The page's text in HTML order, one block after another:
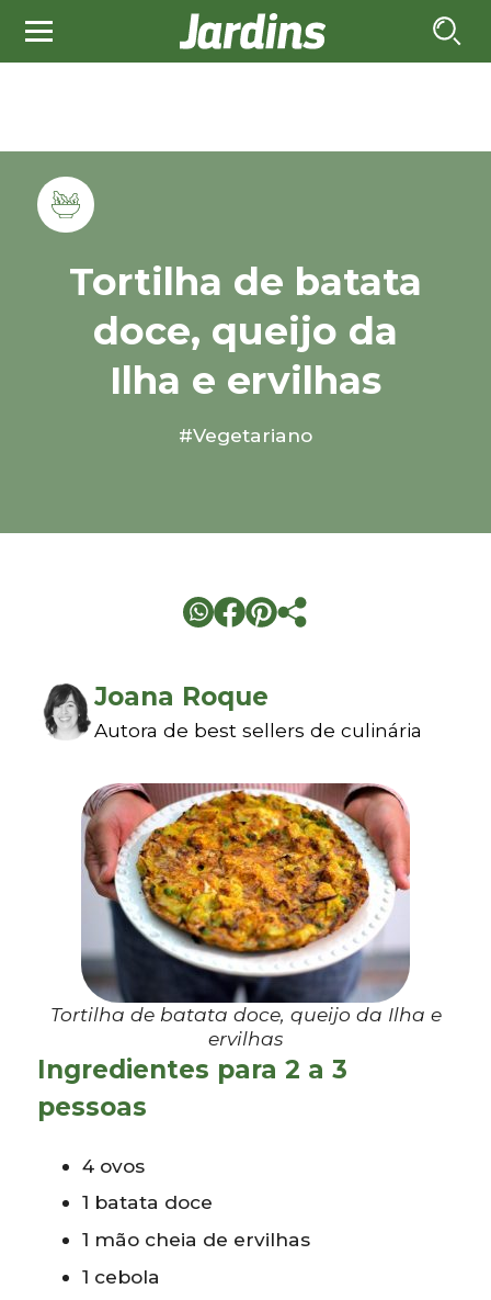
Tortilha de batata
doce, queijo da
Ilha e ervilhas
#Vegetariano
Joana Roque
Autora de best sellers de culinária
Tortilha de batata doce, queijo da Ilha e
ervilhas
Ingredientes para 2 a 3
pessoas
4 ovos
1 batata doce
1 mão cheia de ervilhas
1 cebola